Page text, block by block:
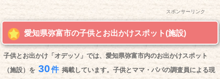
スポンサーリンク
愛知県弥富市の子供とお出かけスポット(施設)
子供とお出かけ「オデッソ」では、愛知県弥富市内のお出かけスポット
（施設）を 30件 掲載しています。子供とママ・パパの調査員による現